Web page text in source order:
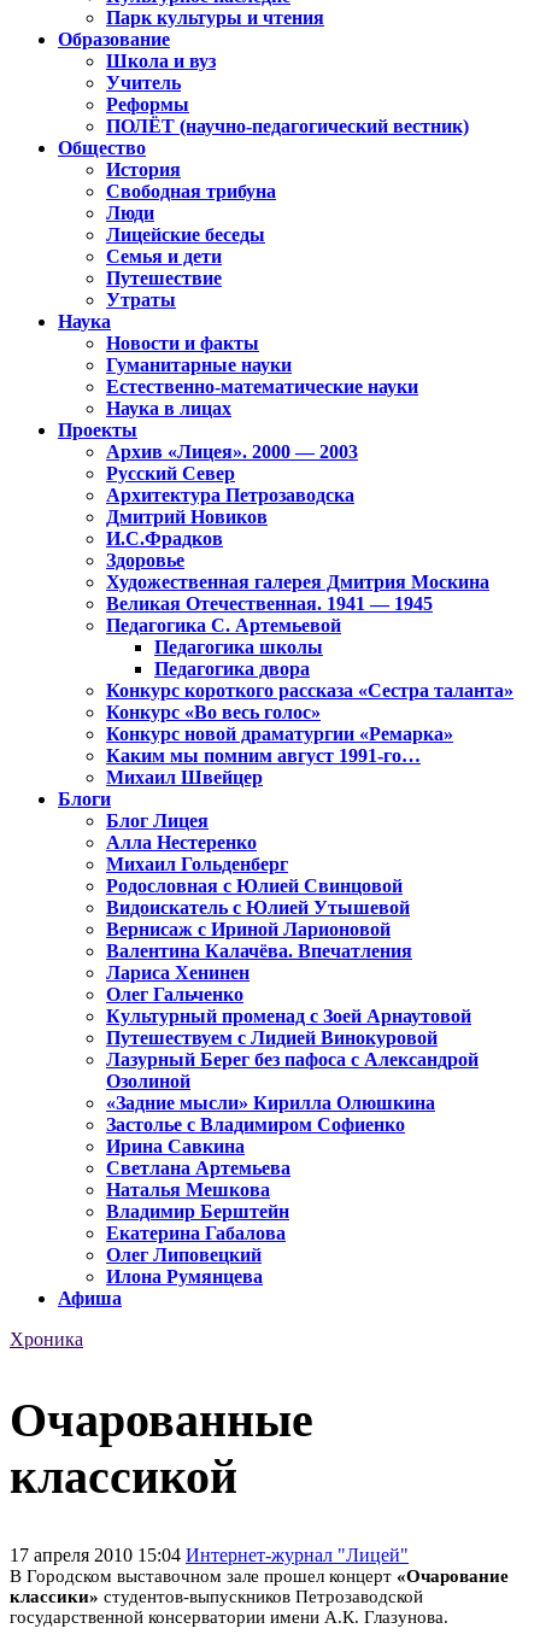
Парк культуры и чтения
Образование
Школа и вуз
Учитель
Реформы
ПОЛЁТ (научно-педагогический вестник)
Общество
История
Свободная трибуна
Люди
Лицейские беседы
Семья и дети
Путешествие
Утраты
Наука
Новости и факты
Гуманитарные науки
Естественно-математические науки
Наука в лицах
Проекты
Архив «Лицея». 2000 — 2003
Русский Север
Архитектура Петрозаводска
Дмитрий Новиков
И.С.Фрадков
Здоровье
Художественная галерея Дмитрия Москина
Великая Отечественная. 1941 — 1945
Педагогика С. Артемьевой
Педагогика школы
Педагогика двора
Конкурс короткого рассказа «Сестра таланта»
Конкурс «Во весь голос»
Конкурс новой драматургии «Ремарка»
Каким мы помним август 1991-го…
Михаил Швейцер
Блоги
Блог Лицея
Алла Нестеренко
Михаил Гольденберг
Родословная с Юлией Свинцовой
Видоискатель с Юлией Утышевой
Вернисаж с Ириной Ларионовой
Валентина Калачёва. Впечатления
Лариса Хенинен
Олег Гальченко
Культурный променад с Зоей Арнаутовой
Путешествуем с Лидией Винокуровой
Лазурный Берег без пафоса с Александрой
Озолиной
«Задние мысли» Кирилла Олюшкина
Застолье с Владимиром Софиенко
Ирина Савкина
Светлана Артемьева
Наталья Мешкова
Владимир Берштейн
Екатерина Габалова
Олег Липовецкий
Илона Румянцева
Афиша
Хроника
Очарованные
классикой
17 апреля 2010 15:04 Интернет-журнал "Лицей"
В Городском выставочном зале прошел концерт «Очарование
классики» студентов-выпускников Петрозаводской
государственной консерватории имени А.К. Глазунова.